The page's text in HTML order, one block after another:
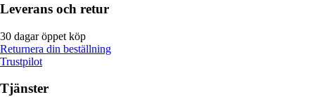
Leverans och retur
30 dagar öppet köp
Returnera din beställning
Trustpilot
Tjänster